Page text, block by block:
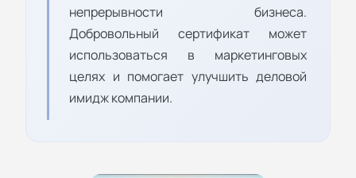
непрерывности бизнеса.
Добровольный сертификат может
использоваться в маркетинговых
целях и помогает улучшить деловой
имидж компании.